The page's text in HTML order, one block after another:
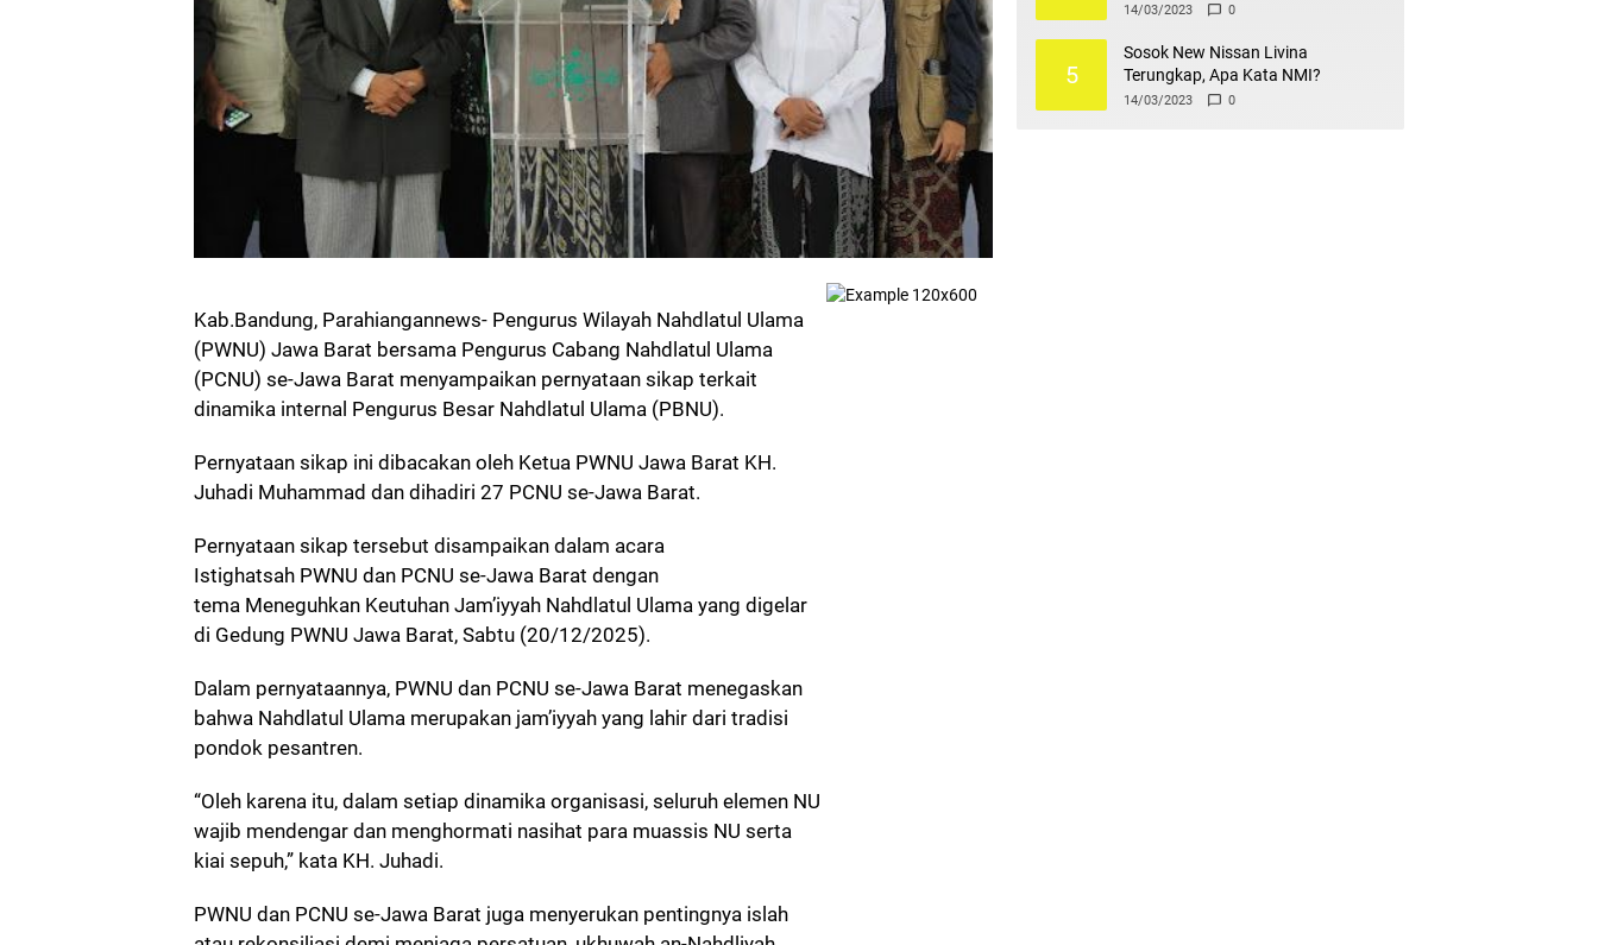
Kab.Bandung, Parahiangannews- Pengurus Wilayah Nahdlatul Ulama
(PWNU) Jawa Barat bersama Pengurus Cabang Nahdlatul Ulama
(PCNU) se-Jawa Barat menyampaikan pernyataan sikap terkait
dinamika internal Pengurus Besar Nahdlatul Ulama (PBNU).
Pernyataan sikap ini dibacakan oleh Ketua PWNU Jawa Barat KH.
Juhadi Muhammad dan dihadiri 27 PCNU se-Jawa Barat.
Pernyataan sikap tersebut disampaikan dalam acara
Istighatsah PWNU dan PCNU se-Jawa Barat dengan
tema Meneguhkan Keutuhan Jam’iyyah Nahdlatul Ulama yang digelar
di Gedung PWNU Jawa Barat, Sabtu (20/12/2025).
Dalam pernyataannya, PWNU dan PCNU se-Jawa Barat menegaskan
bahwa Nahdlatul Ulama merupakan jam’iyyah yang lahir dari tradisi
pondok pesantren.
“Oleh karena itu, dalam setiap dinamika organisasi, seluruh elemen NU
wajib mendengar dan menghormati nasihat para muassis NU serta
kiai sepuh,” kata KH. Juhadi.
PWNU dan PCNU se-Jawa Barat juga menyerukan pentingnya islah
14/03/2023 0
5
Sosok New Nissan Livina
Terungkap, Apa Kata NMI?
14/03/2023 0